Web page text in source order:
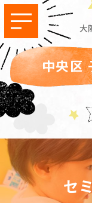
大
中央区
セ